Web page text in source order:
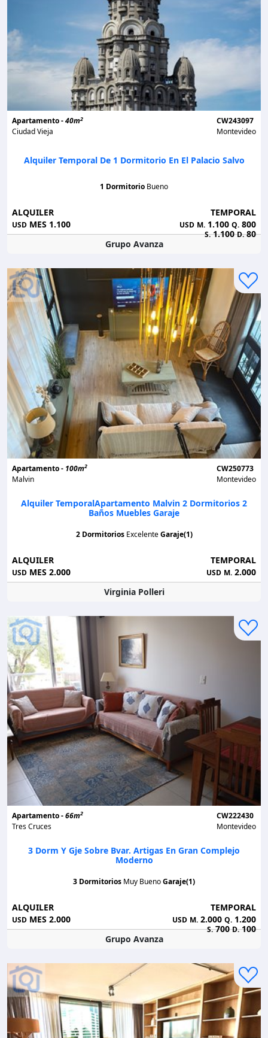
Apartamento -40m2
Ciudad Vieja
CW243097
Montevideo
Alquiler Temporal De 1 Dormitorio En El Palacio Salvo
1 Dormitorio Bueno
ALQUILER
USD MES 1.100
TEMPORAL
USD M. 1.100 Q. 800
S.1.100 D.80
Grupo Avanza
Apartamento - 100m2
Malvin
CW250773
Montevideo
Alquiler TemporalApartamento Malvin 2 Dormitorios 2
Baños Muebles Garaje
2 Dormitorios ExcelenteGaraje(1)
ALQUILER
USD MES 2.000
TEMPORAL
USD M. 2.000
Virginia Polleri
Apartamento -66m2
Tres Cruces
CW222430
Montevideo
3 Dorm Y Gje Sobre Bvar. Artigas En Gran Complejo
Moderno
3 Dormitorios Muy BuenoGaraje(1)
ALQUILER
USD MES 2.000
TEMPORAL
USD M. 2.000 Q. 1.200
S.700 D.100
Grupo Avanza